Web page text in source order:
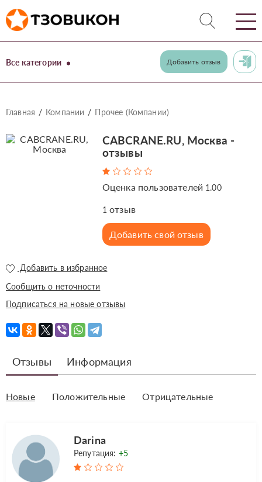
Все категории Добавить отзыв
Главная Компании Прочее (Компании)
CABCRANE.RU, Москва -
отзывы
Оценка пользователей 1.00
1 отзыв
Добавить свой отзыв
Добавить в избранное
Сообщить о неточности
Подписаться на новые отзывы
Отзывы Информация
Новые Положительные Отрицательные
Darina
Репутация: +5